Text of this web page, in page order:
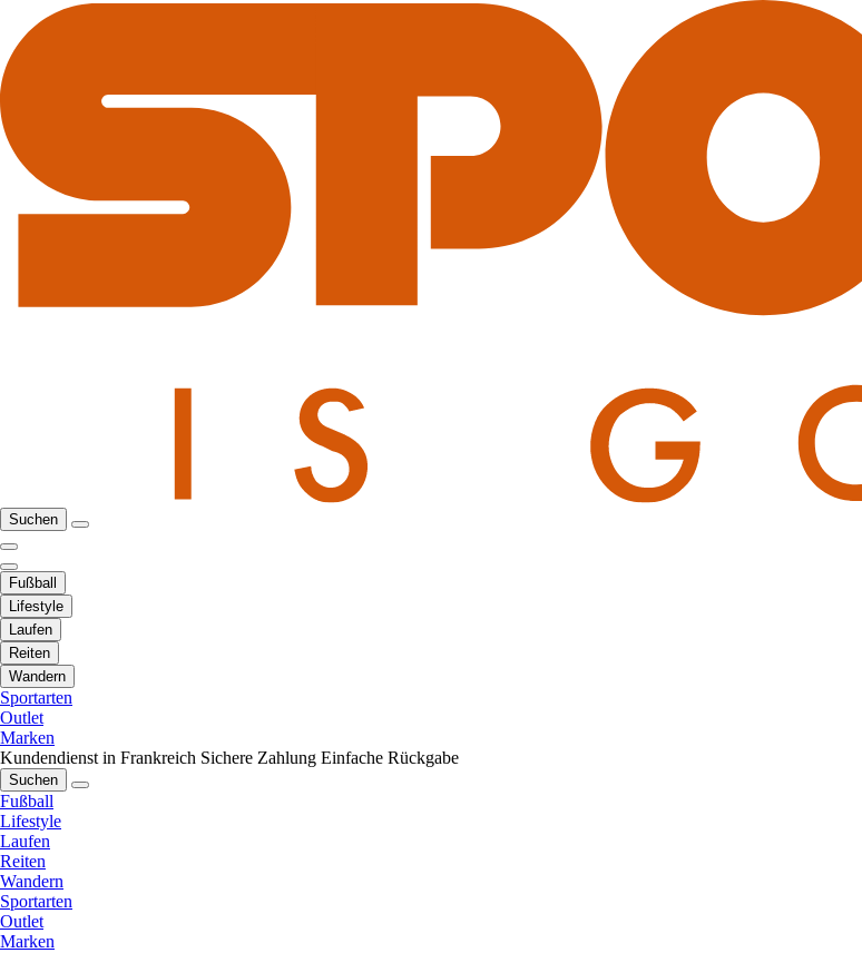
Suchen
Fußball
Lifestyle
Laufen
Reiten
Wandern
Sportarten
Outlet
Marken
Kundendienst in Frankreich Sichere Zahlung Einfache Rückgabe
Suchen
Fußball
Lifestyle
Laufen
Reiten
Wandern
Sportarten
Outlet
Marken